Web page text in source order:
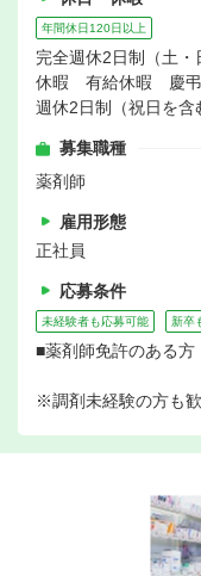
年間休日120日以上
完全週休2日制（土
休暇 有給休暇 慶
週休2日制（祝日を含
募集職種
薬剤師
雇用形態
正社員
応募条件
未経験者も応募可能 新卒
■薬剤師免許のある方
※調剤未経験の方も